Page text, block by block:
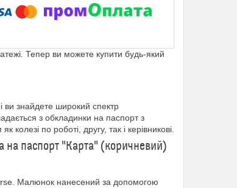
Тепер ви можете купити будь-який
знайдете широкий спектр
з обкладинки на паспорт з
по роботі, другу, так і керівникові.
на паспорт "Карта" (коричневий)
Малюнок нанесений за допомогою